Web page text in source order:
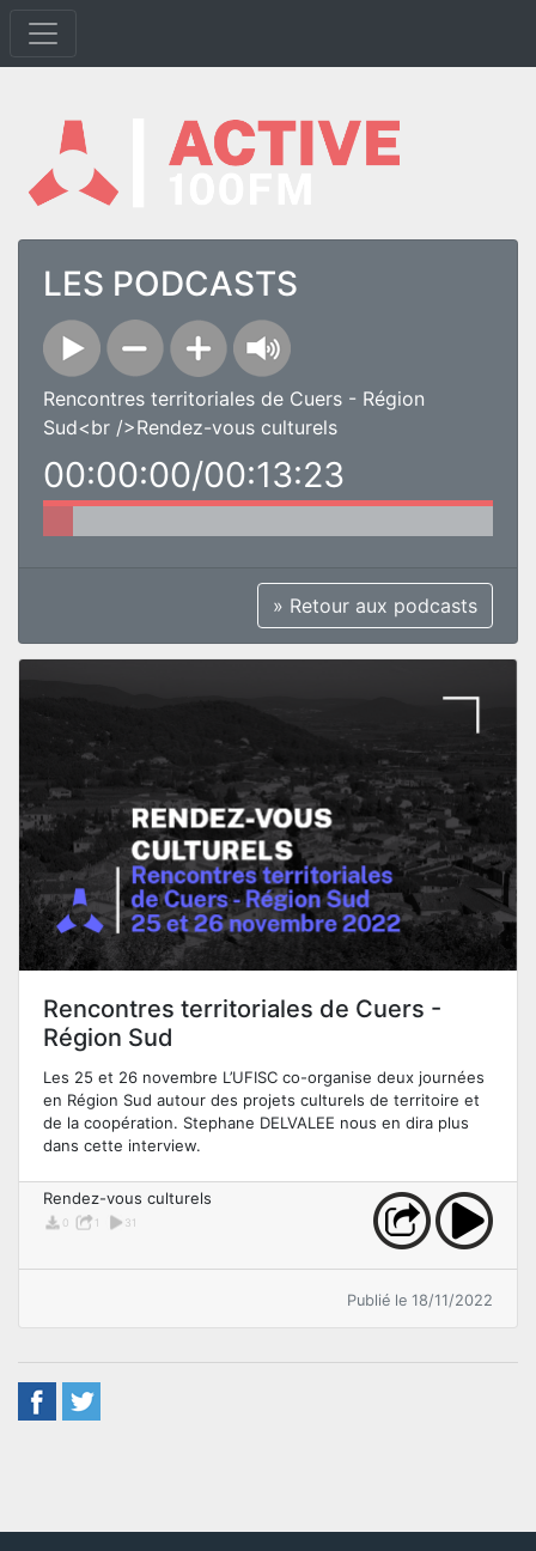
LES PODCASTS
Rencontres territoriales de Cuers - Région
Sud<br />Rendez-vous culturels
00:00:00/00:13:23
» Retour aux podcasts
Rencontres territoriales de Cuers -
Région Sud
Les 25 et 26 novembre L’UFISC co-organise deux journées
en Région Sud autour des projets culturels de territoire et
de la coopération. Stephane DELVALEE nous en dira plus
dans cette interview.
Rendez-vous culturels
0 1 31
Publié le 18/11/2022